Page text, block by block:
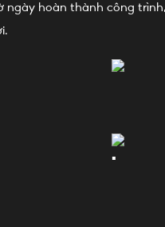
ngày hoàn thành công